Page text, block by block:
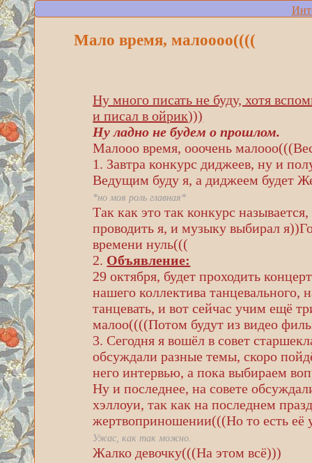
Мало время, малоооо((((
Ну много писать не буду, хотя
и писал в ойрик)))
Ну ладно не будем о прошлом.
Малооо время, ооочень
1. Завтра конкурс диджеев, ну и
Ведущим буду я, а диджеем будет
*но моя роль главная*
Так как это так конкурс
проводить я, и музыку выбирал
времени нуль(((
2. Объявление:
29 октября, будет проходить
нашего коллектива
танцевать, и вот сейчас учим ещё
малоо((((Потом будут из видео
3. Сегодня я вошёл в совет
обсуждали разные темы, скоро
него интервью, а пока выбираем
Ну и последнее, на совете
хэллоуи, так как на последнем
жертвоприношении(((Но то есть её
Ужас, как так можно.
Жалко девочку(((На этом всё)))